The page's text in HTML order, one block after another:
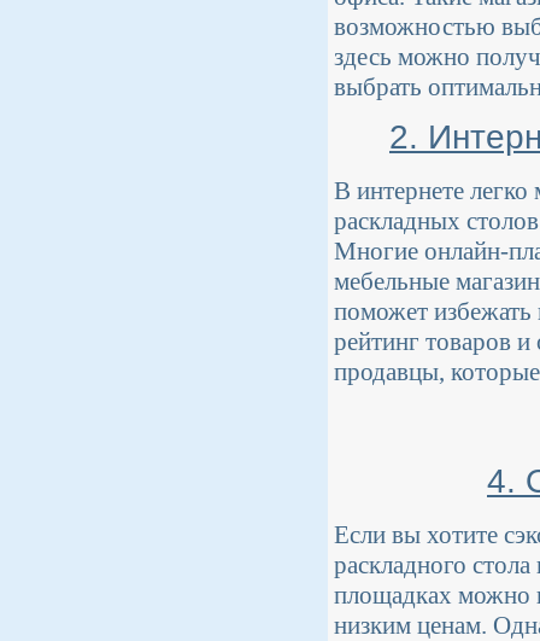
возможностью
здесь можно
выбрать
2.
В интернете
раскладных
Многие онлайн-
мебельные
поможет
рейтинг товаров
продавцы,
4.
Если вы хотите
раскладного
площадках можно
низким ценам.